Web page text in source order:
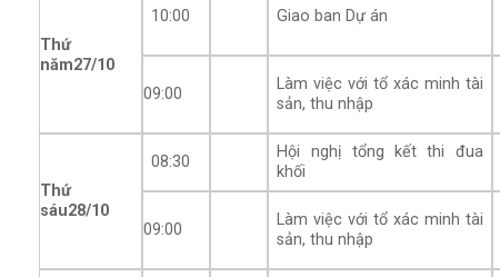
Thứ
năm27/10
10:00 Giao ban Dự án
09:00
Làm việc với tổ xác minh tài
sản, thu nhập
Thứ
sáu28/10
08:30
Hội nghị tổng kết thi đua
khối
09:00
Làm việc với tổ xác minh tài
sản, thu nhập